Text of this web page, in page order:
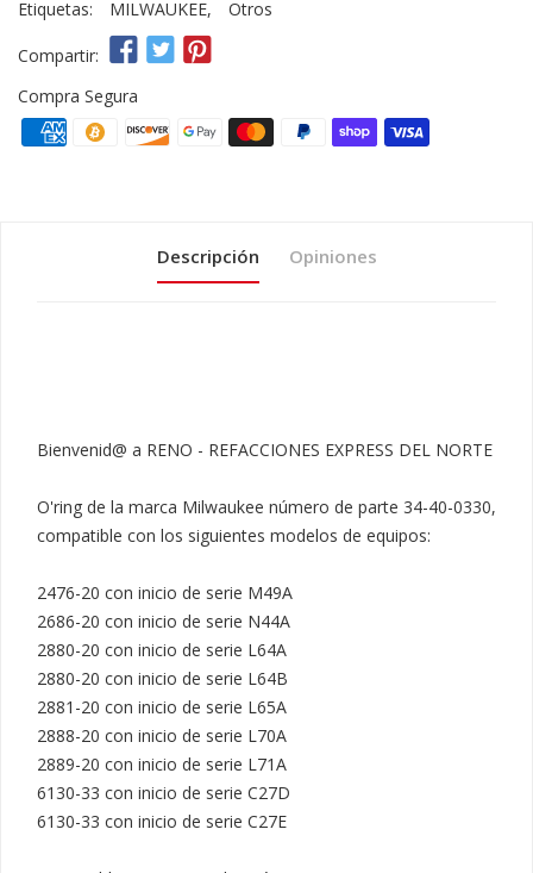
Etiquetas:
MILWAUKEE, Otros
Compartir:
Compra Segura
Descripción Opiniones
Bienvenid@ a RENO - REFACCIONES EXPRESS DEL NORTE
O'ring de la marca Milwaukee número de parte 34-40-0330,
compatible con los siguientes modelos de equipos:
2476-20 con inicio de serie M49A
2686-20 con inicio de serie N44A
2880-20 con inicio de serie L64A
2880-20 con inicio de serie L64B
2881-20 con inicio de serie L65A
2888-20 con inicio de serie L70A
2889-20 con inicio de serie L71A
6130-33 con inicio de serie C27D
6130-33 con inicio de serie C27E